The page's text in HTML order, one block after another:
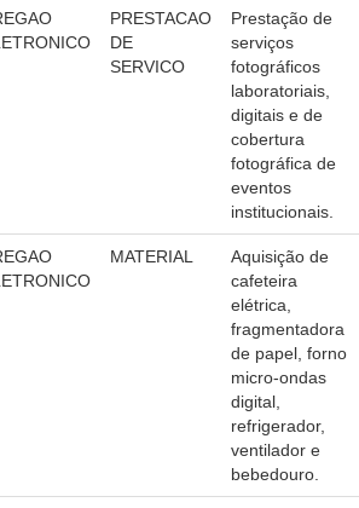
PRESTACAO
DE
SERVICO
Prestação de
serviços
fotográficos
laboratoriais,
digitais e de
cobertura
fotográfica de
eventos
institucionais.
MATERIAL
Aquisição de
cafeteira
elétrica,
fragmentadora
de papel, forno
micro-ondas
digital,
refrigerador,
ventilador e
bebedouro.